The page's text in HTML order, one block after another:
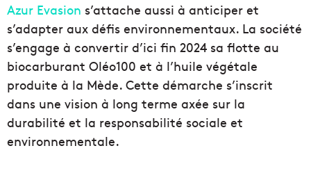
Azur Evasion s’attache aussi à anticiper et
s’adapter aux défis environnementaux. La société
s’engage à convertir d’ici fin 2024 sa flotte au
biocarburant Oléo100 et à l’huile végétale
produite à la Mède. Cette démarche s’inscrit
dans une vision à long terme axée sur la
durabilité et la responsabilité sociale et
environnementale.